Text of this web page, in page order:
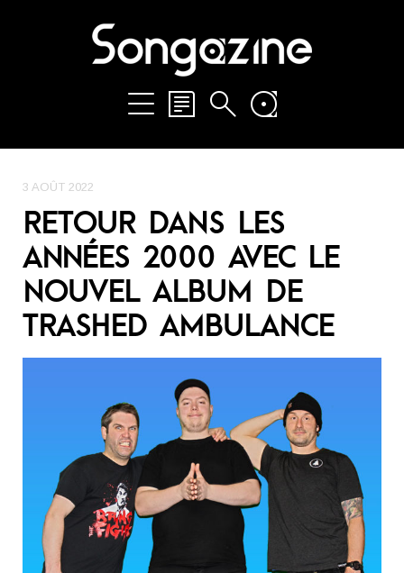
3 AOÛT 2022
RETOUR DANS LES
ANNÉES 2000 AVEC LE
NOUVEL ALBUM DE
TRASHED AMBULANCE